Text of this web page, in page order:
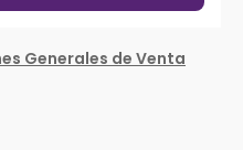
Generales de Venta